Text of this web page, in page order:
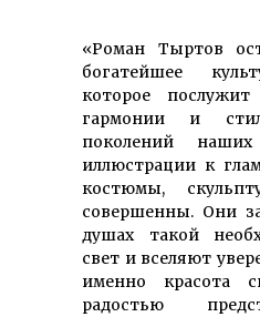
«Роман Тыртов
богатейшее
которое
гармонии и
поколений
иллюстрации к
костюмы,
совершенны. Они
душах такой
свет и вселяют
именно красота
радостью